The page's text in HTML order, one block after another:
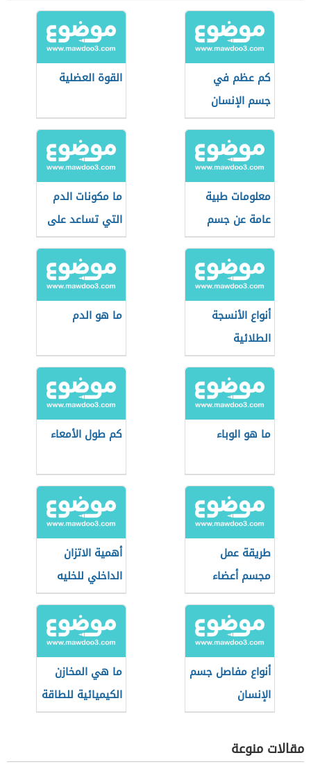
كم عظم في
جسم الإنسان
القوة العضلية
معلومات طبية
عامة عن جسم
الإنسان
ما مكونات الدم
التي تساعد على
التجلط
أنواع الأنسجة
الطلائية
ما هو الدم
ما هو الوباء كم طول الأمعاء
طريقة عمل
مجسم أعضاء
جسم الإنسان
الداخلية
أهمية الاتزان
الداخلي للخليه
أنواع مفاصل جسم
الإنسان
ما هي المخازن
الكيميائية للطاقة
في الجسم؟
مقالات منوعة